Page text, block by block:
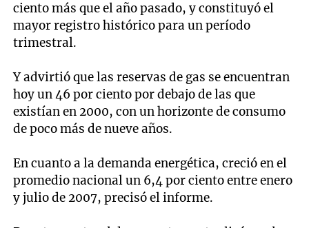
ciento más que el año pasado, y constituyó el
mayor registro histórico para un período
trimestral.
Y advirtió que las reservas de gas se encuentran
hoy un 46 por ciento por debajo de las que
existían en 2000, con un horizonte de consumo
de poco más de nueve años.
En cuanto a la demanda energética, creció en el
promedio nacional un 6,4 por ciento entre enero
y julio de 2007, precisó el informe.